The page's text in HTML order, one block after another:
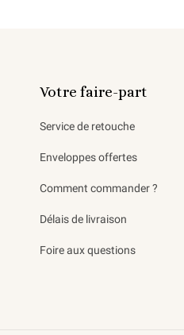
Votre faire-part
Service de retouche
Enveloppes offertes
Comment commander ?
Délais de livraison
Foire aux questions